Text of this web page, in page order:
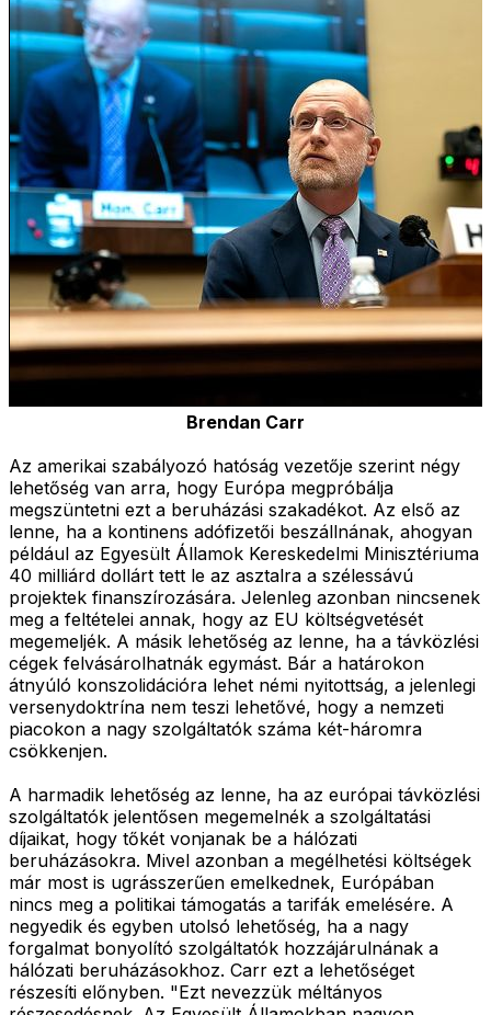
Brendan Carr
Az amerikai szabályozó hatóság vezetője szerint négy
lehetőség van arra, hogy Európa megpróbálja
megszüntetni ezt a beruházási szakadékot. Az első az
lenne, ha a kontinens adófizetői beszállnának, ahogyan
például az Egyesült Államok Kereskedelmi Minisztériuma
40 milliárd dollárt tett le az asztalra a szélessávú
projektek finanszírozására. Jelenleg azonban nincsenek
meg a feltételei annak, hogy az EU költségvetését
megemeljék. A másik lehetőség az lenne, ha a távközlési
cégek felvásárolhatnák egymást. Bár a határokon
átnyúló konszolidációra lehet némi nyitottság, a jelenlegi
versenydoktrína nem teszi lehetővé, hogy a nemzeti
piacokon a nagy szolgáltatók száma két-háromra
csökkenjen.
A harmadik lehetőség az lenne, ha az európai távközlési
szolgáltatók jelentősen megemelnék a szolgáltatási
díjaikat, hogy tőkét vonjanak be a hálózati
beruházásokra. Mivel azonban a megélhetési költségek
már most is ugrásszerűen emelkednek, Európában
nincs meg a politikai támogatás a tarifák emelésére. A
negyedik és egyben utolsó lehetőség, ha a nagy
forgalmat bonyolító szolgáltatók hozzájárulnának a
hálózati beruházásokhoz. Carr ezt a lehetőséget
részesíti előnyben. "Ezt nevezzük méltányos